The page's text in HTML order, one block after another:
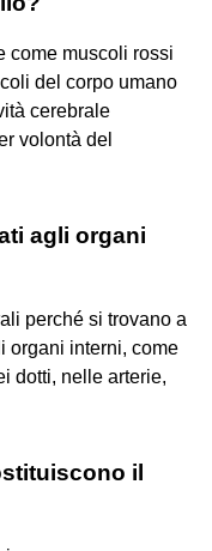
come muscoli rossi
del corpo umano
cerebrale
volontà del
agli organi
perché si trovano a
organi interni, come
dotti, nelle arterie,
il